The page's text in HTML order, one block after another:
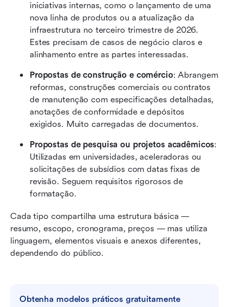
iniciativas internas, como o lançamento de uma
nova linha de produtos ou a atualização da
infraestrutura no terceiro trimestre de 2026.
Estes precisam de casos de negócio claros e
alinhamento entre as partes interessadas.
Propostas de construção e comércio: Abrangem
reformas, construções comerciais ou contratos
de manutenção com especificações detalhadas,
anotações de conformidade e depósitos
exigidos. Muito carregadas de documentos.
Propostas de pesquisa ou projetos acadêmicos:
Utilizadas em universidades, aceleradoras ou
solicitações de subsídios com datas fixas de
revisão. Seguem requisitos rigorosos de
formatação.
Cada tipo compartilha uma estrutura básica —
resumo, escopo, cronograma, preços — mas utiliza
linguagem, elementos visuais e anexos diferentes,
dependendo do público.
Obtenha modelos práticos gratuitamente